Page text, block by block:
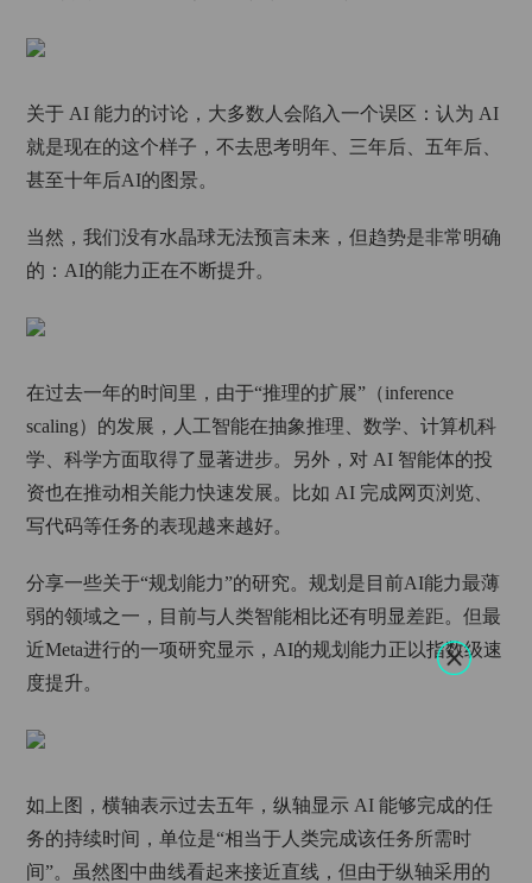
关于 AI 能力的讨论，大多数人会陷入一个误区：认为 AI
就是现在的这个样子，不去思考明年、三年后、五年后、
甚至十年后AI的图景。
当然，我们没有水晶球无法预言未来，但趋势是非常明确
的：AI的能力正在不断提升。
在过去一年的时间里，由于“推理的扩展”（inference
scaling）的发展，人工智能在抽象推理、数学、计算机科
学、科学方面取得了显著进步。另外，对 AI 智能体的投
资也在推动相关能力快速发展。比如 AI 完成网页浏览、
写代码等任务的表现越来越好。
分享一些关于“规划能力”的研究。规划是目前AI能力最薄
弱的领域之一，目前与人类智能相比还有明显差距。但最
近Meta进行的一项研究显示，AI的规划能力正以指数级速
度提升。
如上图，横轴表示过去五年，纵轴显示 AI 能够完成的任
务的持续时间，单位是“相当于人类完成该任务所需时
间”。虽然图中曲线看起来接近直线，但由于纵轴采用的